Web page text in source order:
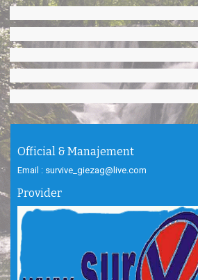
Official & Manajement
Email : survive_giezag@live.com
Provider